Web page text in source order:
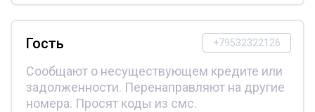
+79532322126
Гость
Сообщают о несуществующем кредите или
задолженности. Перенаправляют на другие
номера. Просят коды из смс.